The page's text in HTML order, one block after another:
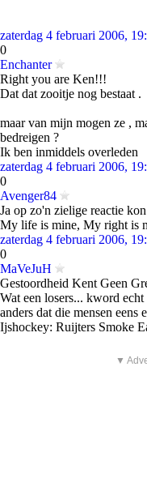
zaterdag 4 februari 2006,
0
Enchanter
Right you are Ken!!!
Dat dat zooitje nog bestaat .
maar van mijn mogen ze ,
bedreigen ?
Ik ben inmiddels overleden
zaterdag 4 februari 2006,
0
Avenger84
Ja op zo'n zielige reactie
My life is mine, My right is
zaterdag 4 februari 2006,
0
MaVeJuH
Gestoordheid Kent Geen
Wat een losers... kword
anders dat die mensen eens
Ijshockey: Ruijters Smoke
▼